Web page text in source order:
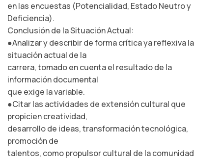
en las encuestas (Potencialidad, Estado Neutro y
Deficiencia).
Conclusión de la Situación Actual:
●Analizar y describir de forma crítica ya reflexiva la
situación actual de la
carrera, tomado en cuenta el resultado de la
información documental
que exige la variable.
●Citar las actividades de extensión cultural que
propicien creatividad,
desarrollo de ideas, transformación tecnológica,
promoción de
talentos, como propulsor cultural de la comunidad